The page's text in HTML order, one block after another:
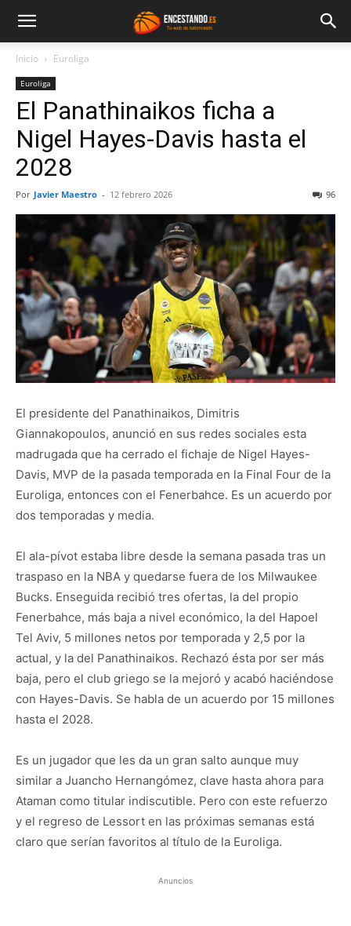
Inicio Euroliga
Euroliga
El Panathinaikos ficha a
Nigel Hayes-Davis hasta el
2028
Por Javier Maestro - 12 febrero 2026 96
El presidente del Panathinaikos, Dimitris
Giannakopoulos, anunció en sus redes sociales esta
madrugada que ha cerrado el fichaje de Nigel Hayes-
Davis, MVP de la pasada temporada en la Final Four de la
Euroliga, entonces con el Fenerbahce. Es un acuerdo por
dos temporadas y media.
El ala-pívot estaba libre desde la semana pasada tras un
traspaso en la NBA y quedarse fuera de los Milwaukee
Bucks. Enseguida recibió tres ofertas, la del propio
Fenerbahce, más baja a nivel económico, la del Hapoel
Tel Aviv, 5 millones netos por temporada y 2,5 por la
actual, y la del Panathinaikos. Rechazó ésta por ser más
baja, pero el club griego se la mejoró y acabó haciéndose
con Hayes-Davis. Se habla de un acuerdo por 15 millones
hasta el 2028.
Es un jugador que les da un gran salto aunque muy
similar a Juancho Hernangómez, clave hasta ahora para
Ataman como titular indiscutible. Pero con este refuerzo
y el regreso de Lessort en las próximas semanas está
claro que serían favoritos al título de la Euroliga.
Anuncios